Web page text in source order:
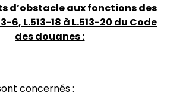
d’obstacle aux fonctions des
6, L.513-18 à L.513-20 du Code
des douanes :
concernés :